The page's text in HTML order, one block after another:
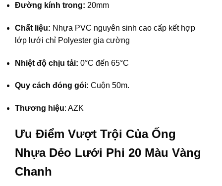
Đường kính trong: 20mm
Chất liệu: Nhựa PVC nguyên sinh cao cấp kết hợp
lớp lưới chỉ Polyester gia cường
Nhiệt độ chịu tải: 0°C đến 65°C
Quy cách đóng gói: Cuộn 50m.
Thương hiệu: AZK
Ưu Điểm Vượt Trội Của Ống
Nhựa Dẻo Lưới Phi 20 Màu Vàng
Chanh